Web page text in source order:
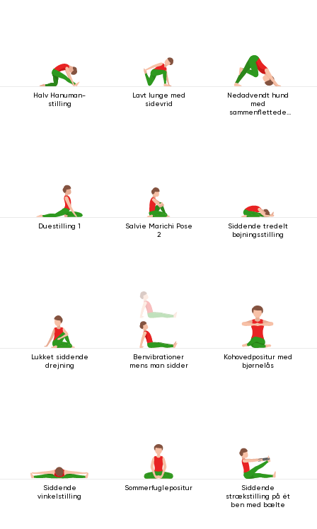
Halv Hanuman-
stilling
Lavt lunge med
sidevrid
Nedadvendt hund
med
sammenflettede
Duestilling 1
Salvie Marichi Pose
2
Siddende tredelt
bøjningsstilling
Lukket siddende
drejning
Benvibrationer
mens man sidder
Kohovedpositur med
bjørnelås
Siddende
vinkelstilling
Sommerfuglepositur
Siddende
strækstilling på ét
ben med bælte